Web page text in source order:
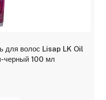
для волос Lisap LK Oil
100 мл